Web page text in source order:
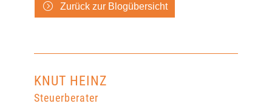
Zurück zur Blogübersicht
KNUT HEINZ
Steuerberater